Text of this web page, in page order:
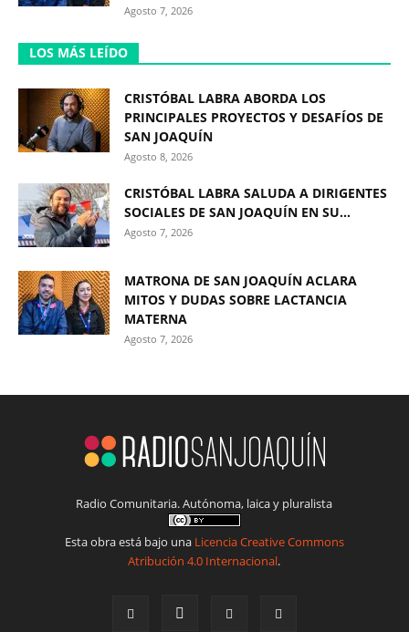
Agosto 7, 2026
LOS MÁS LEÍDO
CRISTÓBAL LABRA ABORDA LOS
PRINCIPALES PROYECTOS Y DESAFÍOS DE
SAN JOAQUÍN
Agosto 8, 2026
CRISTÓBAL LABRA SALUDA A DIRIGENTES
SOCIALES DE SAN JOAQUÍN EN SU...
Agosto 7, 2026
MATRONA DE SAN JOAQUÍN ACLARA
MITOS Y DUDAS SOBRE LACTANCIA
MATERNA
Agosto 7, 2026
Radio Comunitaria. Autónoma, laica y pluralista
Esta obra está bajo una Licencia Creative Commons
Atribución 4.0 Internacional.